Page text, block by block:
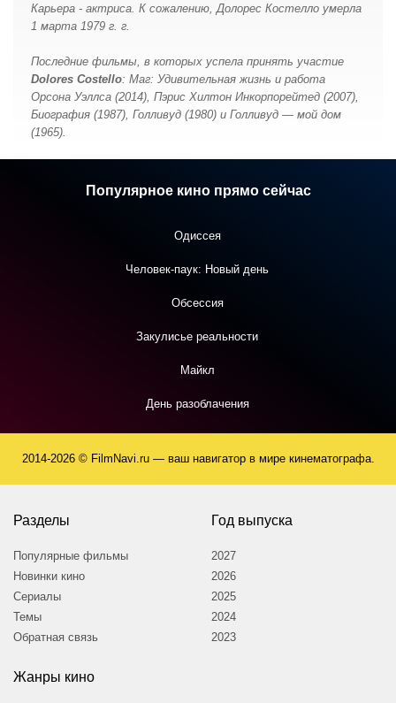
Карьера - актриса. К сожалению, Долорес Костелло умерла
1 марта 1979 г. г.
Последние фильмы, в которых успелa принять участие
Dolores Costello: Маг: Удивительная жизнь и работа
Орсона Уэллса (2014), Пэрис Хилтон Инкорпорейтед (2007),
Биография (1987), Голливуд (1980) и Голливуд — мой дом
(1965).
Популярное кино прямо сейчас
Одиссея
Человек-паук: Новый день
Обсессия
Закулисье реальности
Майкл
День разоблачения
2014-2026 © FilmNavi.ru — ваш навигатор в мире кинематографа.
Разделы
Популярные фильмы
Новинки кино
Сериалы
Темы
Обратная связь
Год выпуска
2027
2026
2025
2024
2023
Жанры кино